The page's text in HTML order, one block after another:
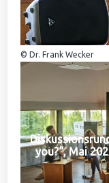
© Dr. Frank Wecker
you?“, Mai